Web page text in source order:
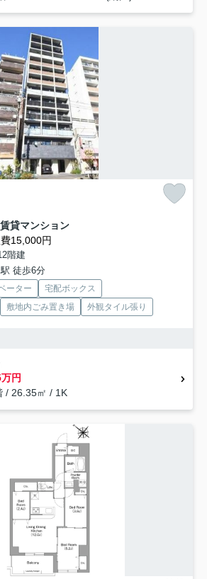
貸マンション
15,000円
階建
徒歩6分
ーター
宅配ボックス
敷地内ごみ置き場 外観タイル張り
円
/ 26.35㎡ / 1K